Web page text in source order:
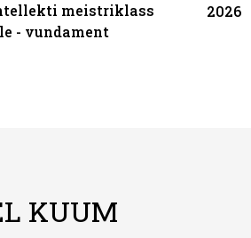
meistriklass
- vundament
2026
KUUM